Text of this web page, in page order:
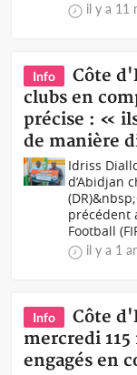
il y a 11
Info
Côte
clubs en
précise : «
de manière
Idriss
d’Abidjan
précédent
Football
il y a 1
Info
Côte
mercredi
engagés en